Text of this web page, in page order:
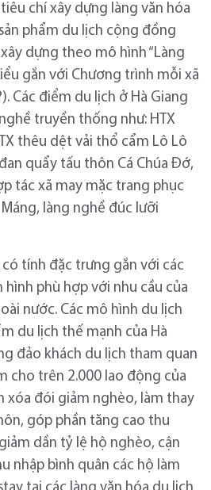
chí xây dựng làng văn hóa
phẩm du lịch cộng đồng
dựng theo mô hình “Làng
gắn với Chương trình mỗi xã
Các điểm du lịch ở Hà Giang
truyền thống như: HTX
thêu dệt vải thổ cẩm Lô Lô
quẩy tấu thôn Cá Chúa Đớ,
tác xã may mặc trang phục
làng nghề đúc lưỡi
tính đặc trưng gắn với các
hình phù hợp với nhu cầu của
nước. Các mô hình du lịch
du lịch thế mạnh của Hà
đảo khách du lịch tham quan
cho trên 2.000 lao động của
xóa đói giảm nghèo, làm thay
góp phần tăng cao thu
dần tỷ lệ hộ nghèo, cận
nhập bình quân các hộ làm